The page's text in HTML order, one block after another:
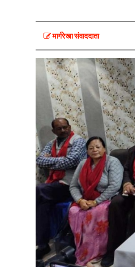
मार्गरेखा संवाददाता